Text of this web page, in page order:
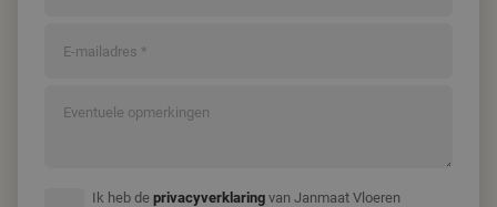
Ik heb de privacyverklaring van Janmaat Vloeren